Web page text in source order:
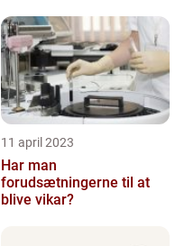
11 april 2023
Har man
forudsætningerne til at
blive vikar?